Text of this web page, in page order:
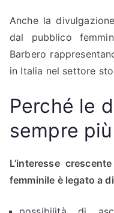
Anche la
dal pubblico
Barbero
in Italia nel settore
Perché le
sempre
L’interesse
femminile è legato a